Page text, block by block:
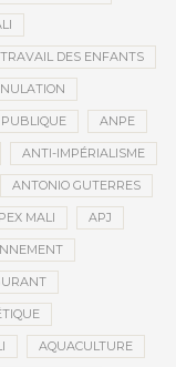
DES ENFANTS
ANPE
ANTI-IMPÉRIALISME
ANTONIO GUTERRES
MALI APJ
AQUACULTURE